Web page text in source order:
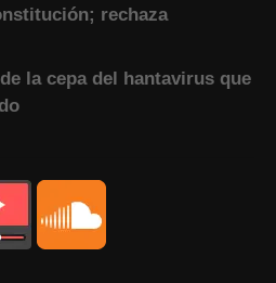
rechaza
la cepa del hantavirus que